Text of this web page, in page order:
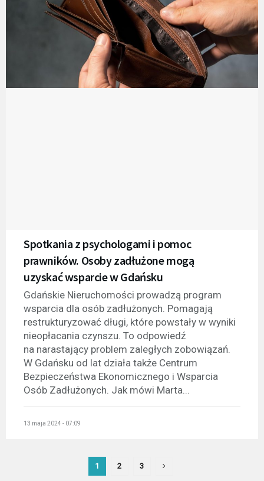
Spotkania z psychologami i pomoc
prawników. Osoby zadłużone mogą
uzyskać wsparcie w Gdańsku
Gdańskie Nieruchomości prowadzą program
wsparcia dla osób zadłużonych. Pomagają
restrukturyzować długi, które powstały w wyniki
nieopłacania czynszu. To odpowiedź
na narastający problem zaległych zobowiązań.
W Gdańsku od lat działa także Centrum
Bezpieczeństwa Ekonomicznego i Wsparcia
Osób Zadłużonych. Jak mówi Marta...
13 maja 2024 - 07:09
1 2 3